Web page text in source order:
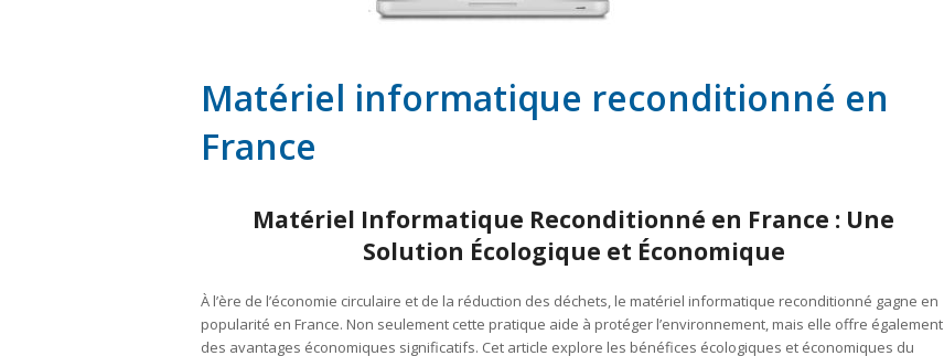
Matériel informatique reconditionné en
France
Matériel Informatique Reconditionné en France : Une
Solution Écologique et Économique
À l’ère de l’économie circulaire et de la réduction des déchets, le matériel informatique reconditionné gagne en
popularité en France. Non seulement cette pratique aide à protéger l’environnement, mais elle offre également
des avantages économiques significatifs. Cet article explore les bénéfices écologiques et économiques du